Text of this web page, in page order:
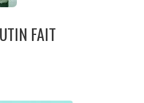
FAIT